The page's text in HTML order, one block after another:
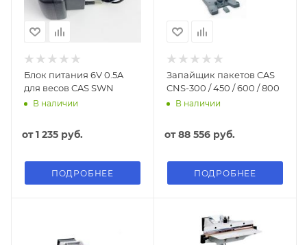
Блок питания 6V 0.5A
для весов CAS SWN
В наличии
от1 235 руб.
ПОДРОБНЕЕ
Запайщик пакетов CAS
CNS-300 / 450 / 600 / 800
В наличии
от88 556 руб.
ПОДРОБНЕЕ